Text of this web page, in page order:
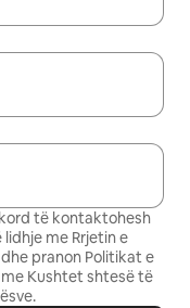
të kontaktohesh
me Rrjetin e
pranon Politikat e
Kushtet shtesë të
.